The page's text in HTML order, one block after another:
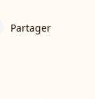
Partager